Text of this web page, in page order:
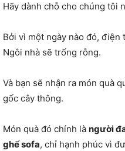
Hãy dành chỗ cho chúng tôi
Bởi vì một ngày nào đó, điện
Ngôi nhà sẽ trống rỗng.
Và bạn sẽ nhận ra món quà
gốc cây thông.
Món quà đó chính là người
ghế sofa, chỉ hạnh phúc vì